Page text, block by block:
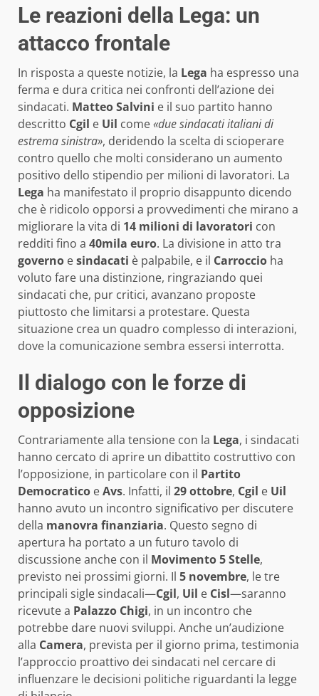
Le reazioni della Lega: un
attacco frontale
In risposta a queste notizie, la Lega ha espresso una
ferma e dura critica nei confronti dell’azione dei
sindacati. Matteo Salvini e il suo partito hanno
descritto Cgil e Uil come«due sindacati italiani di
estrema sinistra», deridendo la scelta di scioperare
contro quello che molti considerano un aumento
positivo dello stipendio per milioni di lavoratori. La
Lega ha manifestato il proprio disappunto dicendo
che è ridicolo opporsi a provvedimenti che mirano a
migliorare la vita di 14 milioni di lavoratori con
redditi fino a 40mila euro. La divisione in atto tra
governo esindacati è palpabile, e il Carroccio ha
voluto fare una distinzione, ringraziando quei
sindacati che, pur critici, avanzano proposte
piuttosto che limitarsi a protestare. Questa
situazione crea un quadro complesso di interazioni,
dove la comunicazione sembra essersi interrotta.
Il dialogo con le forze di
opposizione
Contrariamente alla tensione con la Lega, i sindacati
hanno cercato di aprire un dibattito costruttivo con
l’opposizione, in particolare con il Partito
Democratico eAvs. Infatti, il 29 ottobre, Cgil e Uil
hanno avuto un incontro significativo per discutere
della manovra finanziaria. Questo segno di
apertura ha portato a un futuro tavolo di
discussione anche con il Movimento 5 Stelle,
previsto nei prossimi giorni. Il 5 novembre, le tre
principali sigle sindacali—Cgil, Uil e Cisl—saranno
ricevute a Palazzo Chigi, in un incontro che
potrebbe dare nuovi sviluppi. Anche un’audizione
alla Camera, prevista per il giorno prima, testimonia
l’approccio proattivo dei sindacati nel cercare di
influenzare le decisioni politiche riguardanti la legge